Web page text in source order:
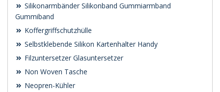
Silikonarmbänder Silikonband Gummiarmband
Gummiband
Koffergriffschutzhülle
Selbstklebende Silikon Kartenhalter Handy
Filzuntersetzer Glasuntersetzer
Non Woven Tasche
Neopren-Kühler